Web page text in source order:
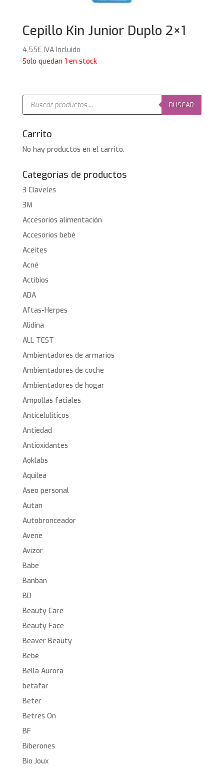
Cepillo Kin Junior Duplo 2×1
4,55€ IVA Incluido
Solo quedan 1 en stock
Búsqueda
productos
BUSCAR
Carrito
No hay productos en el carrito.
Categorías de productos
3 Claveles
3M
Accesorios alimentación
Accesorios bebé
Aceites
Acné
Actibios
ADA
Aftas-Herpes
Alidina
ALL TEST
Ambientadores de armarios
Ambientadores de coche
Ambientadores de hogar
Ampollas faciales
Anticelulíticos
Antiedad
Antioxidantes
Aoklabs
Aquilea
Aseo personal
Autan
Autobronceador
Avene
Avizor
Babe
Banban
BD
Beauty Care
Beauty Face
Beaver Beauty
Bebé
Bella Aurora
betafar
Beter
Betres On
BF
Biberones
Bio Joux